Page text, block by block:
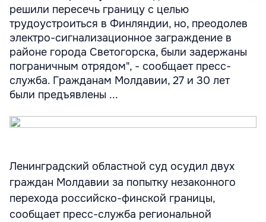
решили пересечь границу с целью
трудоустроиться в Финляндии, но, преодолев
электро-сигнализационное заграждение в
районе города Светогорска, были задержаны
пограничным отрядом", - сообщает пресс-
служба. Гражданам Молдавии, 27 и 30 лет
были предъявлены ...
Ленинградский областной суд осудил двух
граждан Молдавии за попытку незаконного
перехода российско-финской границы,
сообщает пресс-служба региональной